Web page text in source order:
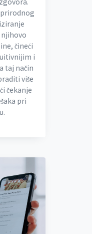
njihovo
čineći
i
taj način
više
čekanje
pri